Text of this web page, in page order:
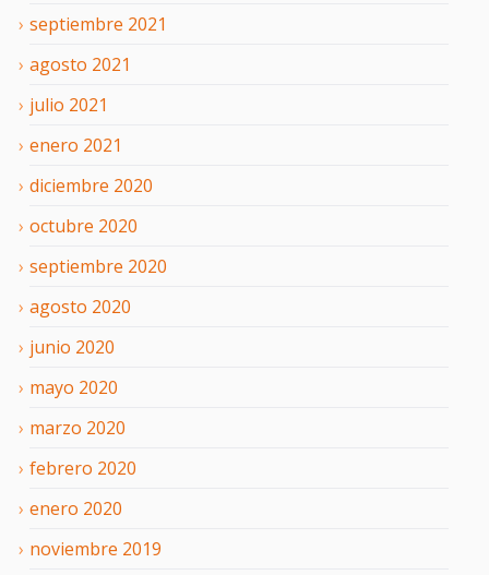
septiembre 2021
agosto 2021
julio 2021
enero 2021
diciembre 2020
octubre 2020
septiembre 2020
agosto 2020
junio 2020
mayo 2020
marzo 2020
febrero 2020
enero 2020
noviembre 2019